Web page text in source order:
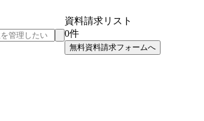
資料請求リスト
0件
無料資料請求フォームへ